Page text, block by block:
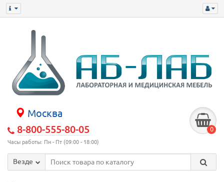
Москва
8-800-555-80-05
Часы работы: Пн - Пт (09:00 - 18:00)
0
Везде